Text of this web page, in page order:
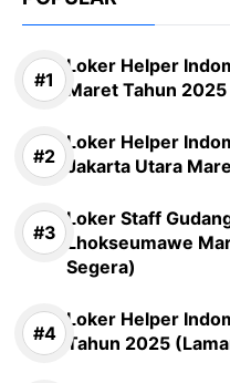
Loker Helper
Maret Tahun
Loker Helper
Jakarta Utara
Loker Staff
Lhokseumawe
Segera)
Loker Helper
Tahun 2025